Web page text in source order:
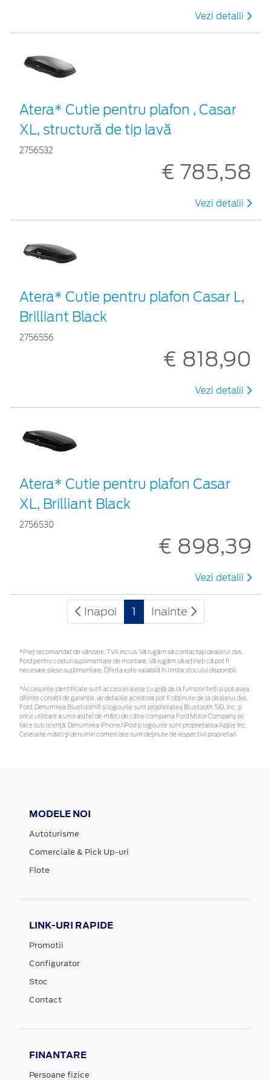
Vezi detalii
Atera* Cutie pentru plafon , Casar
XL, structură de tip lavă
2756532
€ 785,58
Vezi detalii
Atera* Cutie pentru plafon Casar L,
Brilliant Black
2756556
€ 818,90
Vezi detalii
Atera* Cutie pentru plafon Casar
XL, Brilliant Black
2756530
€ 898,39
Vezi detalii
Inapoi 1 Inainte
*Preţ recomandat de vânzare, TVA inclus. Vă rugăm să contactaţi dealerul dvs.
Ford pentru costuri suplimentare de montare. Vă rugăm să rețineți că pot fi
necesare piese suplimentare. Oferta este valabilă în limita stocului disponibil.
*Accesoriile identificate sunt accesorii alese cu grijă de la furnizori terți și pot avea
diferite condiții de garanție, iar detaliile acestora pot fi obținute de la dealerul dvs.
Ford. Denumirea Bluetooth® și logourile sunt proprietatea Bluetooth SIG, Inc. și
orice utilizare a unor astfel de mărci de către compania Ford Motor Company se
face sub licență. Denumirea iPhone/iPod și logourile sunt proprietatea Apple Inc.
Celelalte mărci și denumiri comerciale sunt deținute de respectivii proprietari
MODELE NOI
Autoturisme
Comerciale & Pick Up-uri
Flote
LINK-URI RAPIDE
Promotii
Configurator
Stoc
Contact
FINANTARE
Persoane fizice